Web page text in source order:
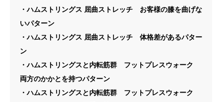
・ハムストリングス 屈曲ストレッチ お客様の膝を曲げな
いパターン
・ハムストリングス 屈曲ストレッチ 体格差があるパター
ン
・ハムストリングスと内転筋群 フットプレスウォーク
両方のかかとを持つパターン
・ハムストリングスと内転筋群 フットプレスウォーク